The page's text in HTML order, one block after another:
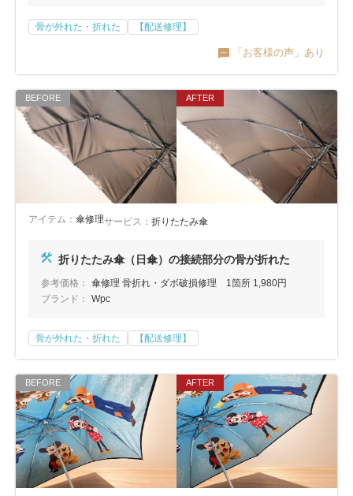
お問い合わせ
採用情報
骨が外れた・折れた 【配送修理】
「お客様の声」あり
アイテム： 傘修理サービス： 折りたたみ傘
折りたたみ傘（日傘）の接続部分の骨が折れた
参考価格：
傘修理 骨折れ・ダボ破損修理 1箇所 1,980円
ブランド：
Wpc
骨が外れた・折れた 【配送修理】